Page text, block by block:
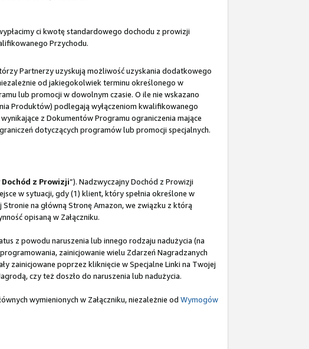
ci kwotę standardowego dochodu z prowizji
Przychodu.
Partnerzy uzyskują możliwość uzyskania dodatkowego
od jakiegokolwiek terminu określonego w
lub promocji w dowolnym czasie. O ile nie wskazano
Produktów) podlegają wyłączeniom kwalifikowanego
z Dokumentów Programu ograniczenia mające
dotyczących programów lub promocji specjalnych.
z Prowizji”). Nadzwyczajny Dochód z Prowizji
w sytuacji, gdy (1) klient, który spełnia określone w
na główną Stronę Amazon, we związku z którą
opisaną w Załączniku.
z powodu naruszenia lub innego rodzaju nadużycia (na
zainicjowanie wielu Zdarzeń Nagradzanych
zainicjowane poprzez kliknięcie w Specjalne Linki na Twojej
czy też doszło do naruszenia lub nadużycia.
wymienionych w Załączniku, niezależnie od Wymogów